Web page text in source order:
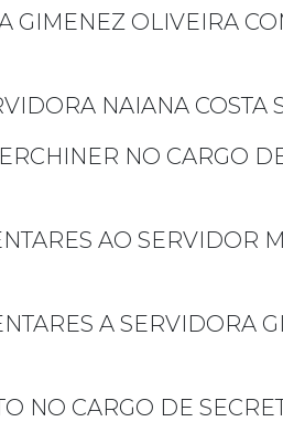
GIMENEZ OLIVEIRA
NAIANA COSTA
NO CARGO
AO SERVIDOR
A SERVIDORA
NO CARGO DE